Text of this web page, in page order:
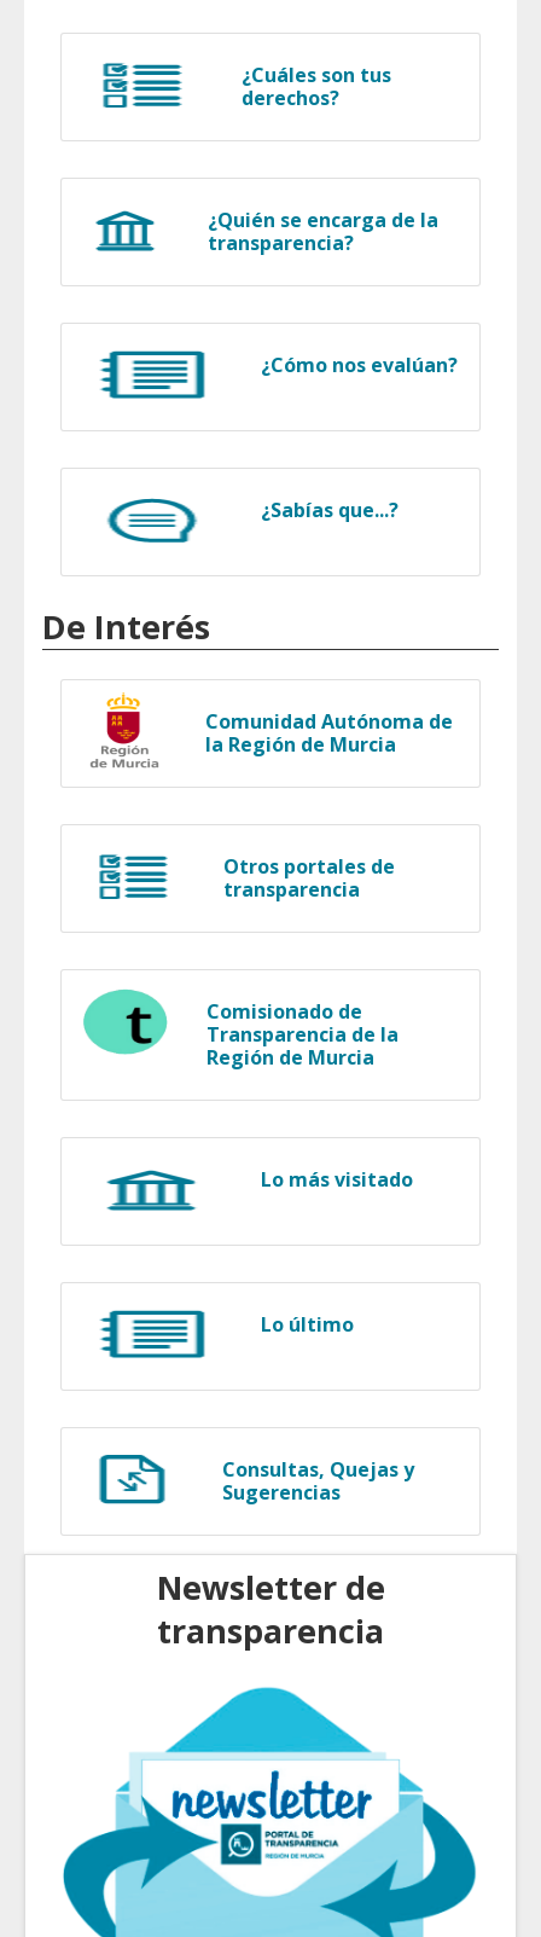
¿Cuáles son tus
derechos?
¿Quién se encarga de la
transparencia?
¿Cómo nos evalúan?
¿Sabías que...?
De Interés
Comunidad Autónoma de
la Región de Murcia
Otros portales de
transparencia
Comisionado de
Transparencia de la
Región de Murcia
Lo más visitado
Lo último
Consultas, Quejas y
Sugerencias
Newsletter de
transparencia